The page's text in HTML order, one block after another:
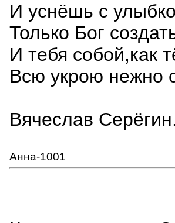
И уснёшь с
Только Бог
И тебя собой,как
Всю укрою нежно
Вячеслав Серёгин.
Анна-1001